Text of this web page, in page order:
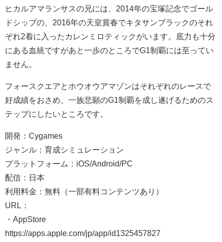
ヒカルアマランサスの兄には、2014年の宝塚記念でゴール
ドシップの、2016年の天皇賞春でキタサンブラックのそれ
ぞれ2着に入ったカレンミロティックがいます。底力も十分
にある血統ですがあと一歩のところでG1制覇には至ってい
ません。
フォースクエアとホウオウアマゾンはそれぞれのレースで
好成績をおさめ、一族悲願のG1制覇を成し遂げるためのス
テップにしたいところです。
開発：Cygames
ジャンル：育成シミュレーション
プラットフォーム：iOS/Android/PC
配信：日本
利用料金：無料（一部有料コンテンツあり）
URL：
・AppStore
https://apps.apple.com/jp/app/id1325457827